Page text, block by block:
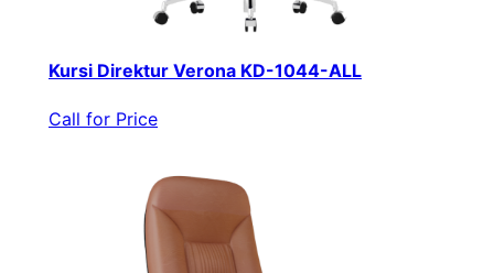
Kursi Direktur Verona KD-1044-ALL
Call for Price